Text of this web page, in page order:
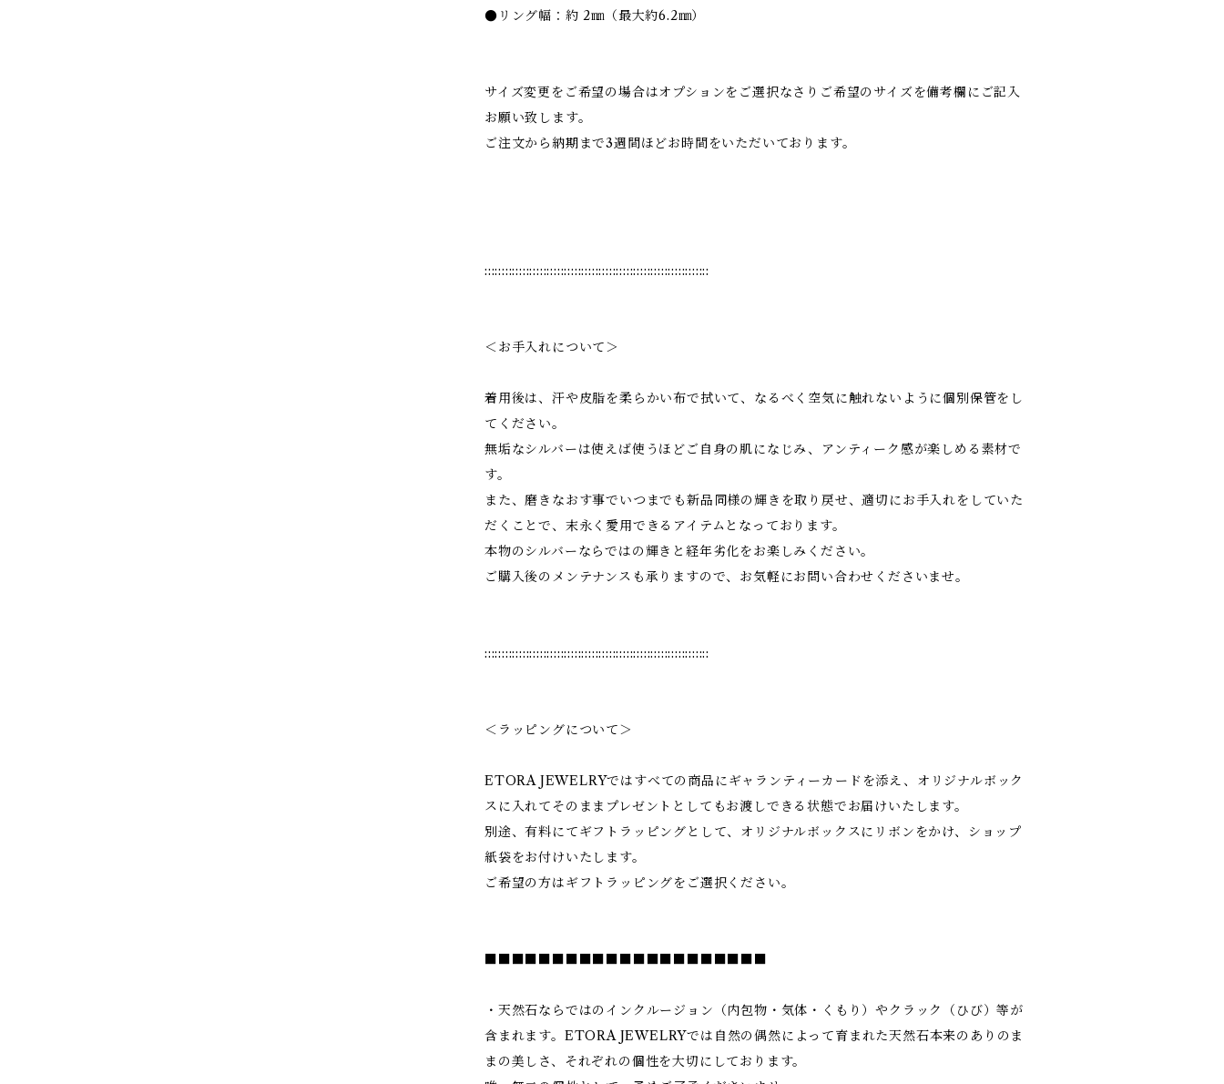
●リング幅：約 2㎜（最大約6.2㎜）
サイズ変更をご希望の場合はオプションをご選択なさりご希望のサイズを備考欄にご記入
お願い致します。
ご注文から納期まで3週間ほどお時間をいただいております。
:::::::::::::::::::::::::::::::::::::::::::::::::::::::::::::::::
＜お手入れについて＞
着用後は、汗や皮脂を柔らかい布で拭いて、なるべく空気に触れないように個別保管をし
てください。
無垢なシルバーは使えば使うほどご自身の肌になじみ、アンティーク感が楽しめる素材で
す。
また、磨きなおす事でいつまでも新品同様の輝きを取り戻せ、適切にお手入れをしていた
だくことで、末永く愛用できるアイテムとなっております。
本物のシルバーならではの輝きと経年劣化をお楽しみください。
ご購入後のメンテナンスも承りますので、お気軽にお問い合わせくださいませ。
:::::::::::::::::::::::::::::::::::::::::::::::::::::::::::::::::
＜ラッピングについて＞
ETORA JEWELRYではすべての商品にギャランティーカードを添え、オリジナルボック
スに入れてそのままプレゼントとしてもお渡しできる状態でお届けいたします。
別途、有料にてギフトラッピングとして、オリジナルボックスにリボンをかけ、ショップ
紙袋をお付けいたします。
ご希望の方はギフトラッピングをご選択ください。
■■■■■■■■■■■■■■■■■■■■■
・天然石ならではのインクルージョン（内包物・気体・くもり）やクラック（ひび）等が
含まれます。ETORA JEWELRYでは自然の偶然によって育まれた天然石本来のありのま
まの美しさ、それぞれの個性を大切にしております。